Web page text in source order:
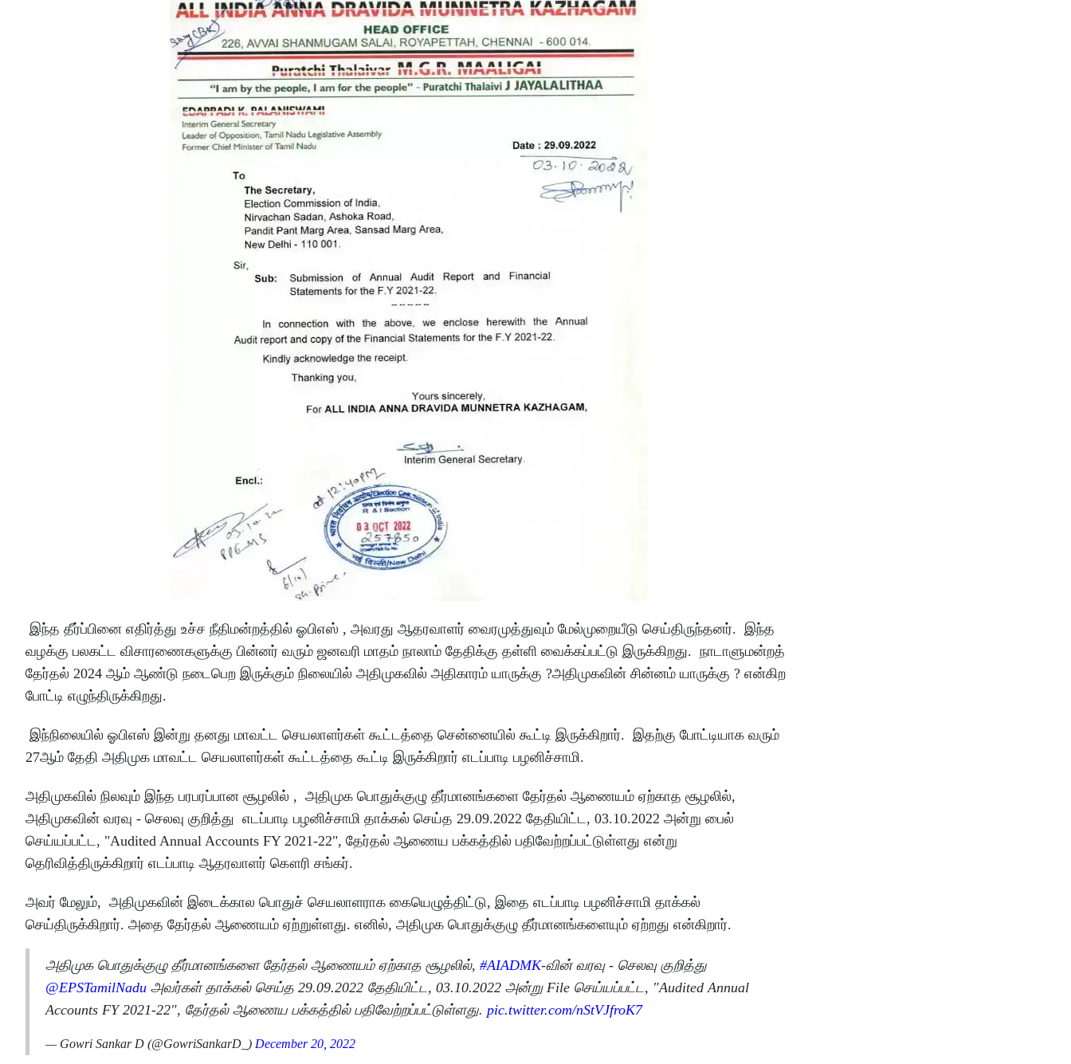
இந்த தீர்ப்பினை எதிர்த்து உச்ச நீதிமன்றத்தில் ஓபிஎஸ் , அவரது ஆதரவாளர் வைரமுத்துவும் மேல்முறையீடு செய்திருந்தனர். இந்த
வழக்கு பலகட்ட விசாரணைகளுக்கு பின்னர் வரும் ஜனவரி மாதம் நாலாம் தேதிக்கு தள்ளி வைக்கப்பட்டு இருக்கிறது. நாடாளுமன்றத்
தேர்தல் 2024 ஆம் ஆண்டு நடைபெற இருக்கும் நிலையில் அதிமுகவில் அதிகாரம் யாருக்கு ?அதிமுகவின் சின்னம் யாருக்கு ? என்கிற
போட்டி எழுந்திருக்கிறது.
இந்நிலையில் ஓபிஎஸ் இன்று தனது மாவட்ட செயலாளர்கள் கூட்டத்தை சென்னையில் கூட்டி இருக்கிறார். இதற்கு போட்டியாக வரும்
27ஆம் தேதி அதிமுக மாவட்ட செயலாளர்கள் கூட்டத்தை கூட்டி இருக்கிறார் எடப்பாடி பழனிச்சாமி.
அதிமுகவில் நிலவும் இந்த பரபரப்பான சூழலில் , அதிமுக பொதுக்குழு தீர்மானங்களை தேர்தல் ஆணையம் ஏற்காத சூழலில்,
அதிமுகவின் வரவு - செலவு குறித்து எடப்பாடி பழனிச்சாமி தாக்கல் செய்த 29.09.2022 தேதியிட்ட, 03.10.2022 அன்று பைல்
செய்யப்பட்ட, "Audited Annual Accounts FY 2021-22", தேர்தல் ஆணைய பக்கத்தில் பதிவேற்றப்பட்டுள்ளது என்று
தெரிவித்திருக்கிறார் எடப்பாடி ஆதரவாளர் கௌரி சங்கர்.
அவர் மேலும், அதிமுகவின் இடைக்கால பொதுச் செயலாளராக கையெழுத்திட்டு, இதை எடப்பாடி பழனிச்சாமி தாக்கல்
செய்திருக்கிறார். அதை தேர்தல் ஆணையம் ஏற்றுள்ளது. எனில், அதிமுக பொதுக்குழு தீர்மானங்களையும் ஏற்றது என்கிறார்.
அதிமுக பொதுக்குழு தீர்மானங்களை தேர்தல் ஆணையம் ஏற்காத சூழலில், #AIADMK-வின் வரவு - செலவு குறித்து
@EPSTamilNadu அவர்கள் தாக்கல் செய்த 29.09.2022 தேதியிட்ட, 03.10.2022 அன்று File செய்யப்பட்ட, "Audited Annual
Accounts FY 2021-22", தேர்தல் ஆணைய பக்கத்தில் பதிவேற்றப்பட்டுள்ளது. pic.twitter.com/nStVJfroK7
— Gowri Sankar D (@GowriSankarD_) December 20, 2022